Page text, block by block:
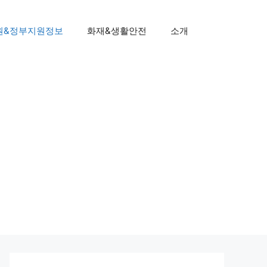
&정부지원정보 화재&생활안전 소개